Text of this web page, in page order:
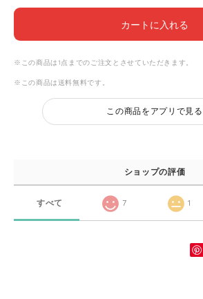
カートに入れる
※この商品は1点までのご注文とさせていただきます。
※この商品は 送料無料です。
この商品をアプリで見る
ショップの評価
すべて 7 1